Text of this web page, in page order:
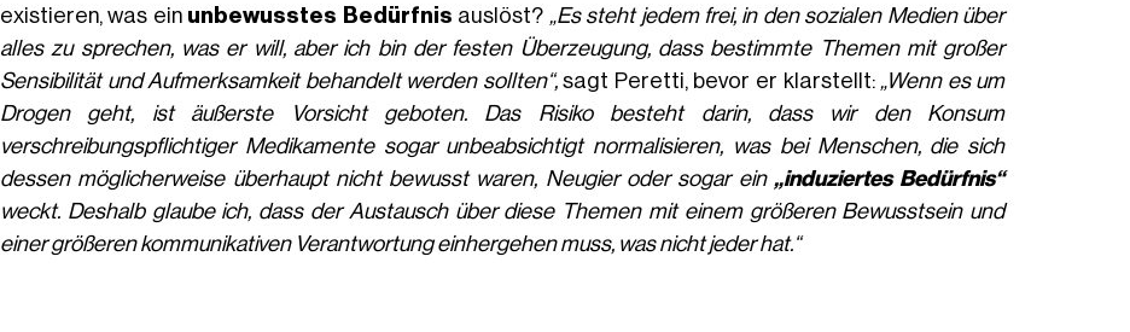
existieren, was ein unbewusstes Bedürfnis auslöst?
„Es steht jedem frei, in den sozialen Medien über
alles zu sprechen, was er will, aber ich bin der festen Überzeugung, dass bestimmte Themen mit großer
Sensibilität und Aufmerksamkeit behandelt werden sollten“,sagt Peretti, bevor er klarstellt:
„Wenn es um
Drogen geht, ist äußerste Vorsicht geboten. Das Risiko besteht darin, dass wir den Konsum
verschreibungspflichtiger Medikamente sogar unbeabsichtigt normalisieren, was bei Menschen, die sich
dessen möglicherweise überhaupt nicht bewusst waren, Neugier oder sogar ein „induziertes Bedürfnis“
weckt. Deshalb glaube ich, dass der Austausch über diese Themen mit einem größeren Bewusstsein und
einer größeren kommunikativen Verantwortung einhergehen muss, was nicht jeder hat.“